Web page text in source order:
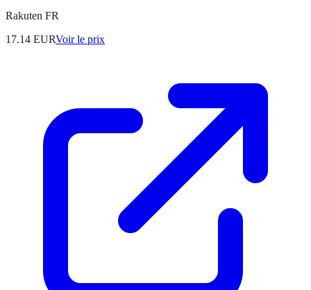
Rakuten FR
17.14 EURVoir le prix